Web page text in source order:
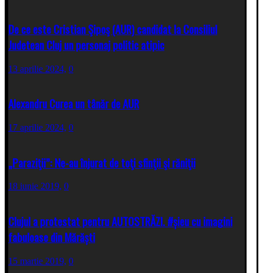
De ce este Cristian Şipoş (AUR) candidat la Consiliul
Judetean Cluj un personaj politic atipic
13 aprilie 2024, 0
Alexandru Curea un tânăr de AUR
17 aprilie 2024, 0
„Paraziţii”: Ne-au înjurat de toţi sfinţii şi răniţii
18 iunie 2019, 0
Clujul a protestat pentru AUTOSTRĂZI. #șieu cu imagini
fabuloase din Mărăști
15 martie 2019, 0